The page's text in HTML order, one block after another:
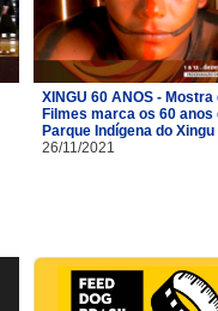
XINGU 60 ANOS - Mostra
Filmes marca os 60 anos
Parque Indígena do Xingu
26/11/2021